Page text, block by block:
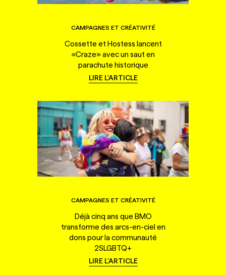
CAMPAGNES ET CRÉATIVITÉ
Cossette et Hostess lancent
«Craze» avec un saut en
parachute historique
LIRE L'ARTICLE
CAMPAGNES ET CRÉATIVITÉ
Déjà cinq ans que BMO
transforme des arcs-en-ciel en
dons pour la communauté
2SLGBTQ+
LIRE L'ARTICLE